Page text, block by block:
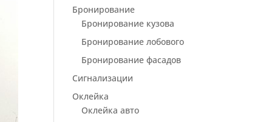
Бронирование
Бронирование кузова
Бронирование лобового
Бронирование фасадов
Сигнализации
Оклейка
Оклейка авто